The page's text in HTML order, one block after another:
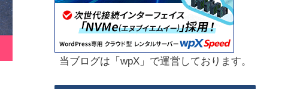
当ブログは「wpX」で運営しております。